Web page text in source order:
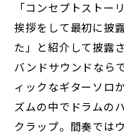
「コンセプトストー
挨拶をして最初に披
た」と紹介して披
バンドサウンドなら
ィックなギターソロ
ズムの中でドラムの
クラップ。間奏では